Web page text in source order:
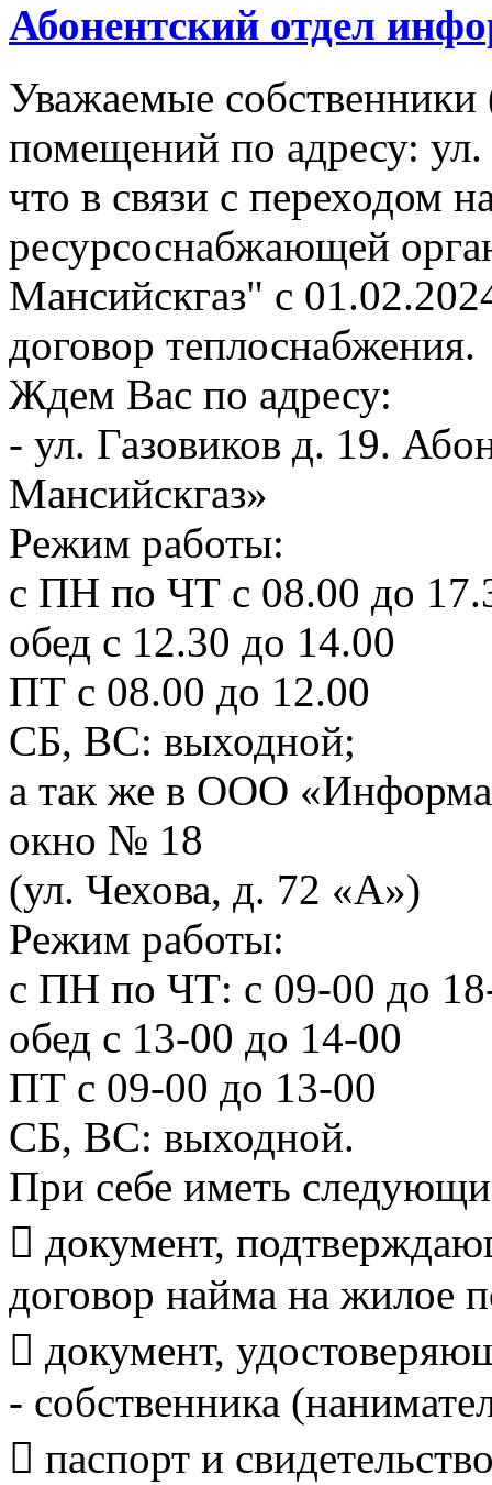
Абонентский отдел
Уважаемые
помещений по адресу:
что в связи с переходом
ресурсоснабжающей
Мансийскгаз" с
договор теплоснабжения.
Ждем Вас по адресу:
- ул. Газовиков д. 19.
Мансийскгаз»
Режим работы:
с ПН по ЧТ с 08.00 до
обед с 12.30 до 14.00
ПТ с 08.00 до 12.00
СБ, ВС: выходной;
а так же в ООО
окно № 18
(ул. Чехова, д. 72 «А»)
Режим работы:
с ПН по ЧТ: с 09-00 до
обед с 13-00 до 14-00
ПТ с 09-00 до 13-00
СБ, ВС: выходной.
При себе иметь
 документ,
договор найма на жилое
 документ,
- собственника
 паспорт и